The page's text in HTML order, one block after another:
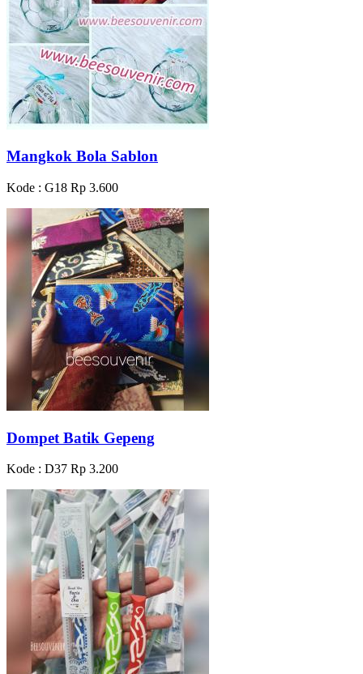
Mangkok Bola Sablon
Kode : G18 Rp 3.600
Dompet Batik Gepeng
Kode : D37 Rp 3.200